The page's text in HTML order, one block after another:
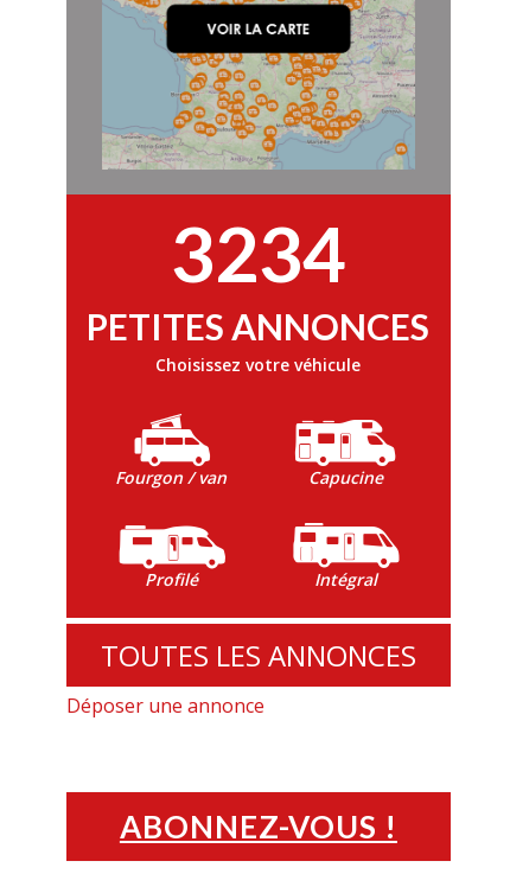
3234
PETITES ANNONCES
Choisissez votre véhicule
Fourgon / van Capucine
Profilé Intégral
TOUTES LES ANNONCES
Déposer une annonce
ABONNEZ-VOUS !